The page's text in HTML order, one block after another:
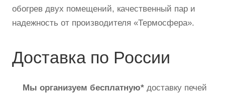
обогрев двух помещений, качественный пар и
надежность от производителя «Термосфера».
Доставка по России
Мы организуем бесплатную* доставку печей